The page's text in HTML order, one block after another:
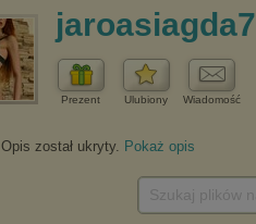
jaroasiagda7
Prezent Ulubiony Wiadomość
Opis został ukryty. Pokaż opis